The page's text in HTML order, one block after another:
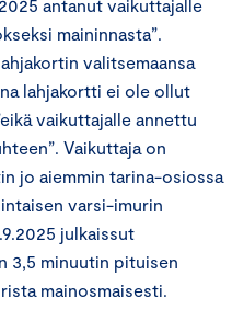
antanut vaikuttajalle
maininnasta”.
valitsemaansa
lahjakortti ei ole ollut
vaikuttajalle annettu
Vaikuttaja on
jo aiemmin tarina-osiossa
varsi-imurin
julkaissut
3,5 minuutin pituisen
mainosmaisesti.